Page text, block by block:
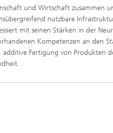
und Wirtschaft zusammen
nutzbare
mit seinen Stärken in der
Kompetenzen an den
Fertigung von Produkten